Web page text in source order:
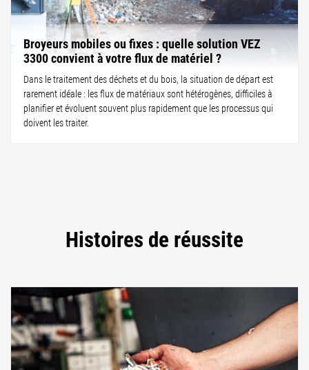
Broyeurs mobiles ou fixes : quelle solution VEZ
3300 convient à votre flux de matériel ?
Dans le traitement des déchets et du bois, la situation de départ est
rarement idéale : les flux de matériaux sont hétérogènes, difficiles à
planifier et évoluent souvent plus rapidement que les processus qui
doivent les traiter.
Histoires de réussite